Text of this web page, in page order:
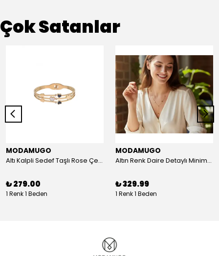
Çok Satanlar
MODAMUGO
Altı Kalpli Sedef Taşlı Rose Çelik Kelepçe Bileklik
₺ 279.00
1 Renk 1 Beden
MODAMUGO
Altın Renk Daire Detaylı Minimal Y Çelik Kolye
₺ 329.99
1 Renk 1 Beden